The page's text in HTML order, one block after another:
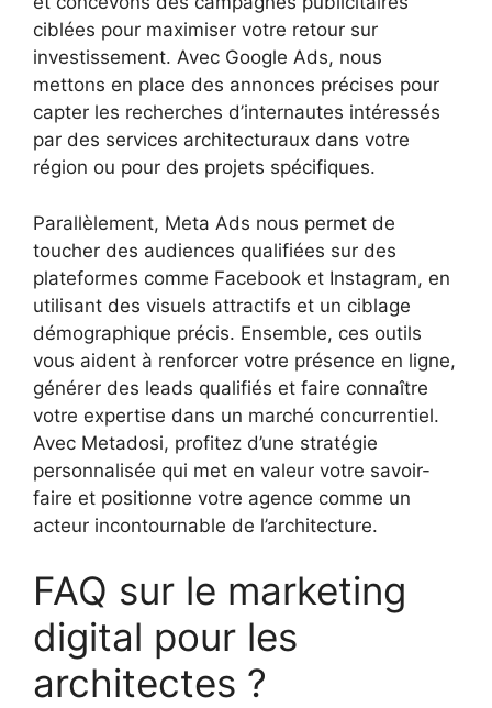
ciblées pour maximiser votre retour sur
investissement. Avec Google Ads, nous
mettons en place des annonces précises pour
capter les recherches d’internautes intéressés
par des services architecturaux dans votre
région ou pour des projets spécifiques.
Parallèlement, Meta Ads nous permet de
toucher des audiences qualifiées sur des
plateformes comme Facebook et Instagram, en
utilisant des visuels attractifs et un ciblage
démographique précis. Ensemble, ces outils
vous aident à renforcer votre présence en ligne,
générer des leads qualifiés et faire connaître
votre expertise dans un marché concurrentiel.
Avec Metadosi, profitez d’une stratégie
personnalisée qui met en valeur votre savoir-
faire et positionne votre agence comme un
acteur incontournable de l’architecture.
FAQ sur le marketing
digital pour les
architectes ?